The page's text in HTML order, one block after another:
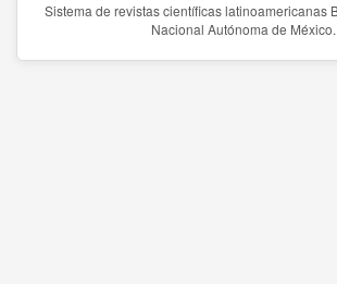
Sistema de revistas científicas latinoamericanas
Nacional Autónoma de México.